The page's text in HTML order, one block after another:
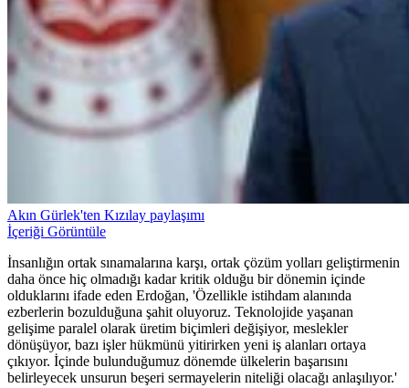
Akın Gürlek'ten Kızılay paylaşımı
İçeriği Görüntüle
İnsanlığın ortak sınamalarına karşı, ortak çözüm yolları geliştirmenin
daha önce hiç olmadığı kadar kritik olduğu bir dönemin içinde
olduklarını ifade eden Erdoğan, 'Özellikle istihdam alanında
ezberlerin bozulduğuna şahit oluyoruz. Teknolojide yaşanan
gelişime paralel olarak üretim biçimleri değişiyor, meslekler
dönüşüyor, bazı işler hükmünü yitirirken yeni iş alanları ortaya
çıkıyor. İçinde bulunduğumuz dönemde ülkelerin başarısını
belirleyecek unsurun beşeri sermayelerin niteliği olacağı anlaşılıyor.'